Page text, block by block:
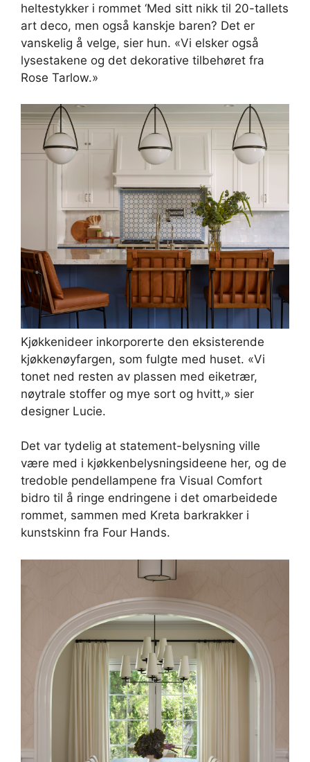
heltestykker i rommet ‘Med sitt nikk til 20-tallets
art deco, men også kanskje baren? Det er
vanskelig å velge, sier hun. «Vi elsker også
lysestakene og det dekorative tilbehøret fra
Rose Tarlow.»
Kjøkkenideer inkorporerte den eksisterende
kjøkkenøyfargen, som fulgte med huset. «Vi
tonet ned resten av plassen med eiketrær,
nøytrale stoffer og mye sort og hvitt,» sier
designer Lucie.
Det var tydelig at statement-belysning ville
være med i kjøkkenbelysningsideene her, og de
tredoble pendellampene fra Visual Comfort
bidro til å ringe endringene i det omarbeidede
rommet, sammen med Kreta barkrakker i
kunstskinn fra Four Hands.